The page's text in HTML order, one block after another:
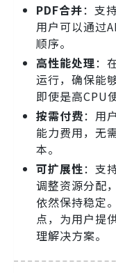
PDF合并：支
用户可以通过
顺序。
高性能处理：
运行，确保能
即使是高CPU
按需付费：用
能力费用，无
本。
可扩展性：支
调整资源分配
依然保持稳定
点，为用户提
理解决方案。